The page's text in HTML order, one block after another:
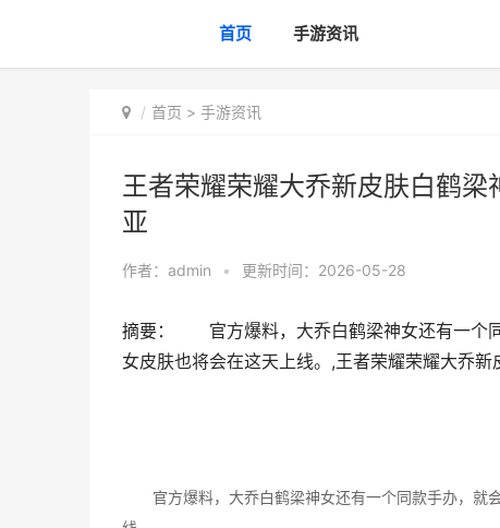
首页 手游资讯
首页 > 手游资讯
王者荣耀荣耀大乔新皮肤白鹤
亚
作者： admin • 更新时间：2026-05-28
摘要： 官方爆料，大乔白鹤梁神女还有一个
女皮肤也将会在这天上线。,王者荣耀荣耀大乔
官方爆料，大乔白鹤梁神女还有一个同款手办，就